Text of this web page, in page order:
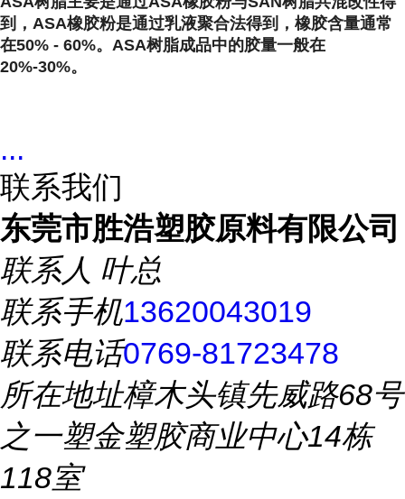
到，ASA橡胶粉是通过乳液聚合法得到，橡胶含量通常
在50% - 60%。ASA树脂成品中的胶量一般在
20%-30%。
...
联系我们
东莞市胜浩塑胶原料有限公司
联系人 叶总
联系手机13620043019
联系电话0769-81723478
所在地址樟木头镇先威路68号
之一塑金塑胶商业中心14栋
118室